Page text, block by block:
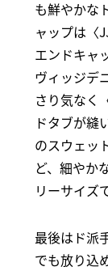
も鮮やかな
ャップは〈
エンドキャ
ヴィッジデ
さり気なく
ドタブが縫
のスウェッ
ど、細やか
リーサイズ
最後はド派
でも放り込